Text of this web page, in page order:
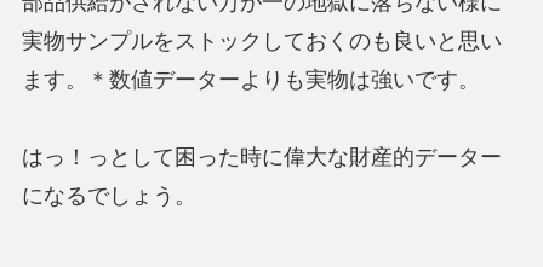
実物サンプルをストックしておくのも良いと思い
ます。＊数値データーよりも実物は強いです。
はっ！っとして困った時に偉大な財産的データー
になるでしょう。